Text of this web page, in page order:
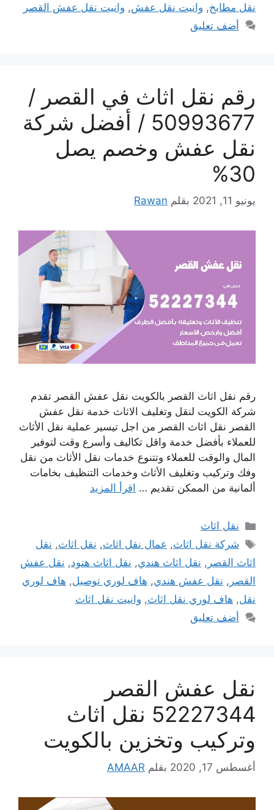
نقل مطابخ, وانيت نقل عفش, وانيت نقل عفش القصر
أضف تعليق
رقم نقل اثاث في القصر /
50993677 / أفضل شركة
نقل عفش وخصم يصل
30%
يونيو 11, 2021 بقلم Rawan
رقم نقل اثاث القصر بالكويت نقل عفش القصر تقدم
شركة الكويت لنقل وتغليف الاثاث خدمة نقل عفش
القصر نقل اثاث القصر من اجل تيسير عملية نقل الأثاث
للعملاء بأفضل خدمة واقل تكاليف وأسرع وقت لتوفير
المال والوقت للعملاء وتتنوع خدمات نقل الأثاث من نقل
وفك وتركيب وتغليف الأثاث وخدمات التنظيف بخامات
ألمانية من الممكن تقديم … اقرأ المزيد
التصنيفات
نقل اثاث
الوسوم
شركة نقل اثاث, عمال نقل اثاث, نقل اثاث, نقل
اثاث القصر , نقل اثاث هندي, نقل اثاث هنود, نقل عفش
القصر , نقل عفش هندي, هاف لوري توصيل, هاف لوري
نقل, هاف لوري نقل اثاث, وانيت نقل اثاث
أضف تعليق
نقل عفش القصر
52227344 نقل اثاث
وتركيب وتخزين بالكويت
أغسطس 17, 2020 بقلم AMAAR